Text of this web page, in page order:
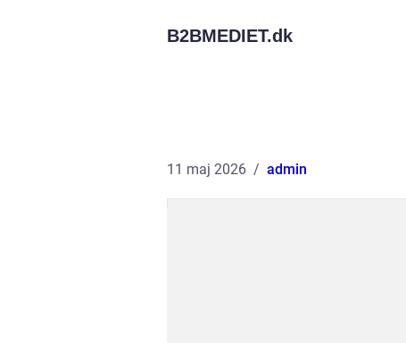
B2BMEDIET.dk
11 maj 2026 admin